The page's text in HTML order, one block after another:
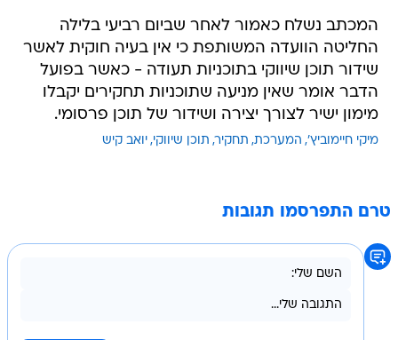
המכתב נשלח כאמור לאחר שביום רביעי בלילה
החליטה הוועדה המשותפת כי אין בעיה חוקית לאשר
שידור תוכן שיווקי בתוכניות תעודה - כאשר בפועל
הדבר אומר שאין מניעה שתוכניות תחקירים יקבלו
מימון ישיר לצורך יצירה ושידור של תוכן פרסומי.
מיקי חיימוביץ' המערכת תחקיר תוכן שיווקי יואב קיש
טרם התפרסמו תגובות